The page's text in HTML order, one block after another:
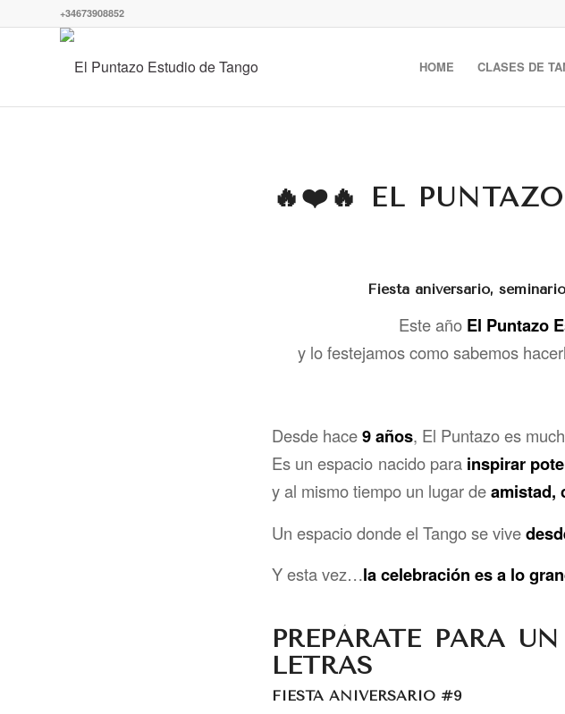
+34673908852
HOME CLASES DE
🔥❤️🔥 EL
Fiesta aniversario,
Este año El Puntazo
y lo festejamos como sabemos
Desde hace9 años, El Puntazo es
Es un espacio nacido para inspirar
y al mismo tiempo un lugar deamistad,
Un espacio donde el Tango se vive
Y esta vez…la celebración es a lo
PREPÁRATE PARA
LETRAS
FIESTA ANIVERSARIO #9